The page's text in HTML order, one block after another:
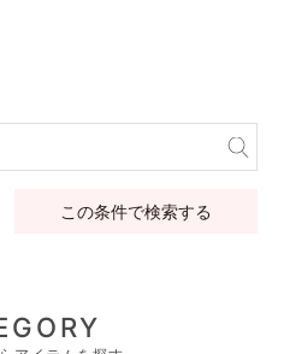
この条件で検索する